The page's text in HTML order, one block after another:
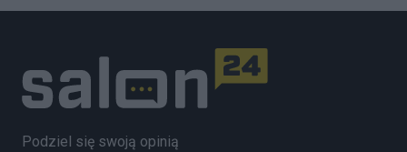
Podziel się swoją opinią